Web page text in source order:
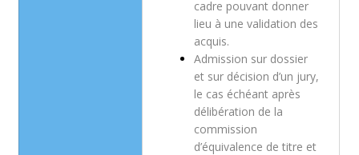
cadre pouvant donner
lieu à une validation des
acquis.
Admission sur dossier
et sur décision d’un jury,
le cas échéant après
délibération de la
commission
d’équivalence de titre et